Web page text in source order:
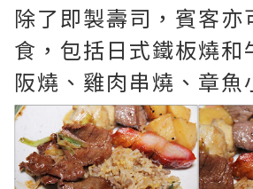
除了即製壽司，賓客亦
食，包括日式鐵板燒和
阪燒、雞肉串燒、章魚